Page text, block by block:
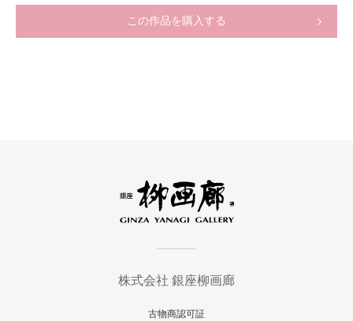
この作品を購入する
株式会社 銀座柳画廊
古物商認可証